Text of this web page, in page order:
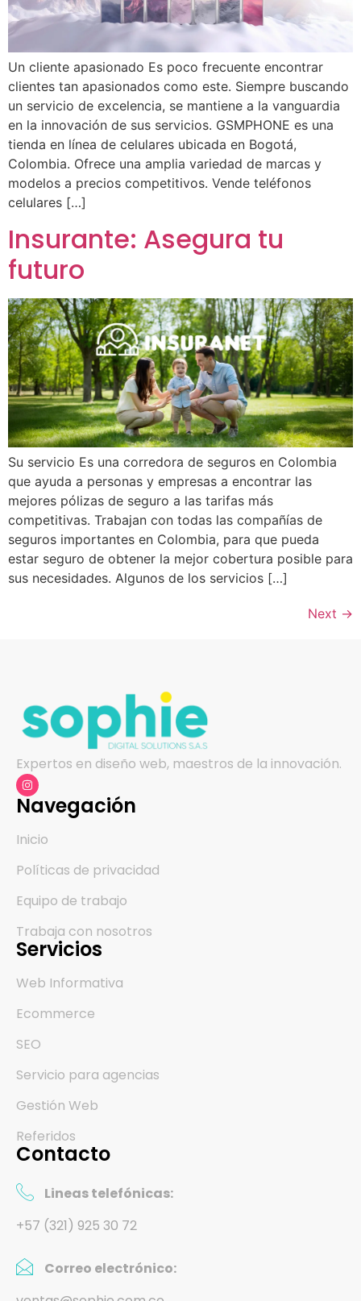
Un cliente apasionado Es poco frecuente encontrar
clientes tan apasionados como este. Siempre buscando
un servicio de excelencia, se mantiene a la vanguardia
en la innovación de sus servicios. GSMPHONE es una
tienda en línea de celulares ubicada en Bogotá,
Colombia. Ofrece una amplia variedad de marcas y
modelos a precios competitivos. Vende teléfonos
celulares […]
Insurante: Asegura tu
futuro
Su servicio Es una corredora de seguros en Colombia
que ayuda a personas y empresas a encontrar las
mejores pólizas de seguro a las tarifas más
competitivas. Trabajan con todas las compañías de
seguros importantes en Colombia, para que pueda
estar seguro de obtener la mejor cobertura posible para
sus necesidades. Algunos de los servicios […]
Next →
Expertos en diseño web, maestros de la innovación.
Navegación
Inicio
Políticas de privacidad
Equipo de trabajo
Trabaja con nosotros
Servicios
Web Informativa
Ecommerce
SEO
Servicio para agencias
Gestión Web
Referidos
Contacto
Lineas telefónicas:
+57 (321) 925 30 72
Correo electrónico: